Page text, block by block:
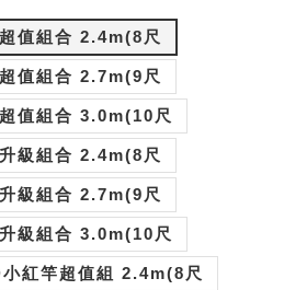
值組合 2.4m(8尺
值組合 2.7m(9尺
值組合 3.0m(10尺
級組合 2.4m(8尺
級組合 2.7m(9尺
級組合 3.0m(10尺
B款RED小紅竿超值組 2.4m(8尺